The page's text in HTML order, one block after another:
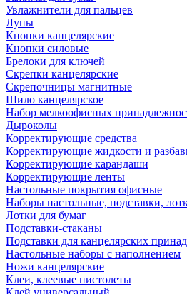
Увлажнители для пальцев
Лупы
Кнопки канцелярские
Кнопки силовые
Брелоки для ключей
Скрепки канцелярские
Скрепочницы магнитные
Шило канцелярское
Набор мелкоофисных
Дыроколы
Корректирующие средства
Корректирующие жидкости и
Корректирующие карандаши
Корректирующие ленты
Настольные покрытия офисные
Наборы настольные, подставки,
Лотки для бумаг
Подставки-стаканы
Подставки для канцелярских
Настольные наборы с наполнением
Ножи канцелярские
Клеи, клеевые пистолеты